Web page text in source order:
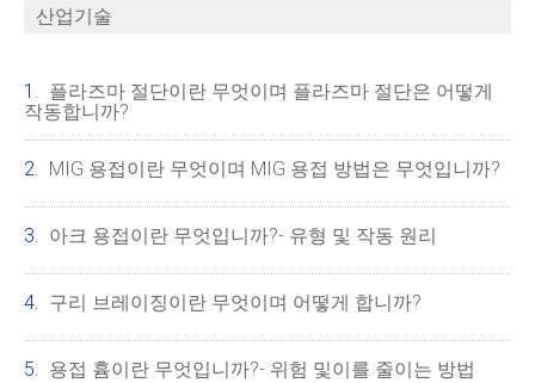
산업기술
플라즈마 절단이란 무엇이며 플라즈마 절단은 어떻게
작동합니까?
MIG 용접이란 무엇이며 MIG 용접 방법은 무엇입니까?
아크 용접이란 무엇입니까?- 유형 및 작동 원리
구리 브레이징이란 무엇이며 어떻게 합니까?
용접 흄이란 무엇입니까?- 위험 및이를 줄이는 방법